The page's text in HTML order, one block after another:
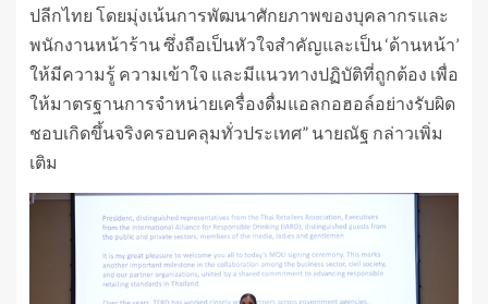
ปลีกไทย โดยมุ่งเน้นการพัฒนาศักยภาพของบุคลากรและ
พนักงานหน้าร้าน ซึ่งถือเป็นหัวใจสำคัญและเป็น ‘ด้านหน้า’
ให้มีความรู้ ความเข้าใจ และมีแนวทางปฏิบัติที่ถูกต้อง เพื่อ
ให้มาตรฐานการจำหน่ายเครื่องดื่มแอลกอฮอล์อย่างรับผิด
ชอบเกิดขึ้นจริงครอบคลุมทั่วประเทศ” นายณัฐ กล่าวเพิ่ม
เติม